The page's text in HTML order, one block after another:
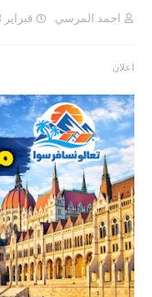
احمد المرسي فبراير 13, 2026
اعلان